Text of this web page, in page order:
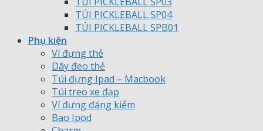
TÚI PICKLEBALL SP04
TÚI PICKLEBALL SPB01
Phụ kiện
Ví đựng thẻ
Dây đeo thẻ
Túi đựng Ipad – Macbook
Túi treo xe đạp
Ví đựng đăng kiểm
Bao Ipod